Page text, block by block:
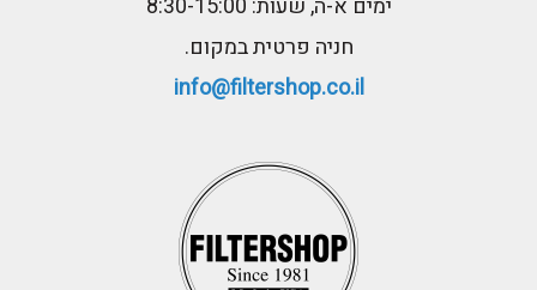
ימים א-ה, שעות: 8:30-15:00
חניה פרטית במקום.
info@filtershop.co.il